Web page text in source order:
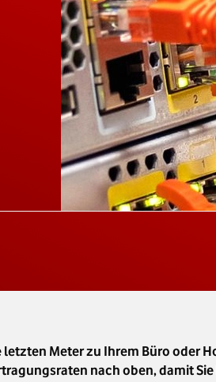
Meter zu Ihrem Büro oder
nach oben, damit